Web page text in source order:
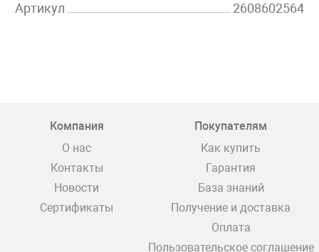
Артикул
2608602564
Компания
О нас
Контакты
Новости
Сертификаты
Покупателям
Как купить
Гарантия
База знаний
Получение и доставка
Оплата
Пользовательское соглашение